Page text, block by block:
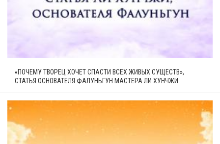
«ПОЧЕМУ ТВОРЕЦ ХОЧЕТ СПАСТИ ВСЕХ ЖИВЫХ СУЩЕСТВ»,
СТАТЬЯ ОСНОВАТЕЛЯ ФАЛУНЬГУН МАСТЕРА ЛИ ХУНЧЖИ